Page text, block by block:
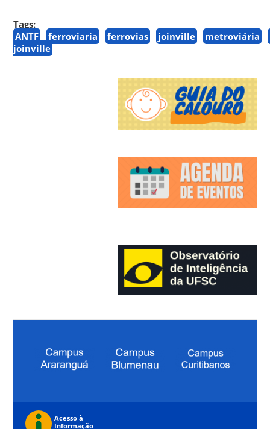
Tags:
ANTF
ferroviaria ferrovias joinville metroviária
joinville